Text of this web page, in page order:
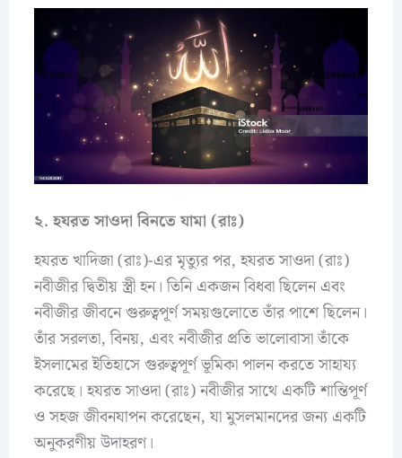
২. হযরত সাওদা বিনতে যামা (রাঃ)
হযরত খাদিজা (রাঃ)-এর মৃত্যুর পর, হযরত সাওদা (রাঃ)
নবীজীর দ্বিতীয় স্ত্রী হন। তিনি একজন বিধবা ছিলেন এবং
নবীজীর জীবনে গুরুত্বপূর্ণ সময়গুলোতে তাঁর পাশে ছিলেন।
তাঁর সরলতা, বিনয়, এবং নবীজীর প্রতি ভালোবাসা তাঁকে
ইসলামের ইতিহাসে গুরুত্বপূর্ণ ভূমিকা পালন করতে সাহায্য
করেছে। হযরত সাওদা (রাঃ) নবীজীর সাথে একটি শান্তিপূর্ণ
ও সহজ জীবনযাপন করেছেন, যা মুসলমানদের জন্য একটি
অনুকরণীয় উদাহরণ।